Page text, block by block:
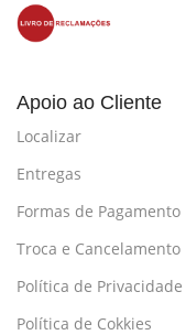
Apoio ao Cliente
Localizar
Entregas
Formas de Pagamento
Troca e Cancelamento
Política de Privacidade
Política de Cokkies